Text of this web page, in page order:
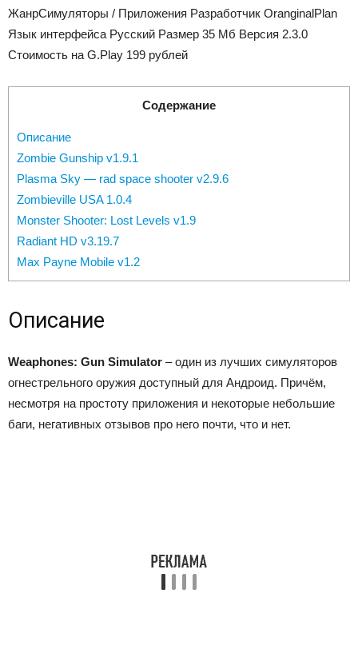
ЖанрСимуляторы / Приложения Разработчик OranginalPlan
Язык интерфейса Русский Размер 35 Мб Версия 2.3.0
Стоимость на G.Play 199 рублей
Содержание
Описание
Zombie Gunship v1.9.1
Plasma Sky — rad space shooter v2.9.6
Zombieville USA 1.0.4
Monster Shooter: Lost Levels v1.9
Radiant HD v3.19.7
Max Payne Mobile v1.2
Описание
Weaphones: Gun Simulator – один из лучших симуляторов
огнестрельного оружия доступный для Андроид. Причём,
несмотря на простоту приложения и некоторые небольшие
баги, негативных отзывов про него почти, что и нет.